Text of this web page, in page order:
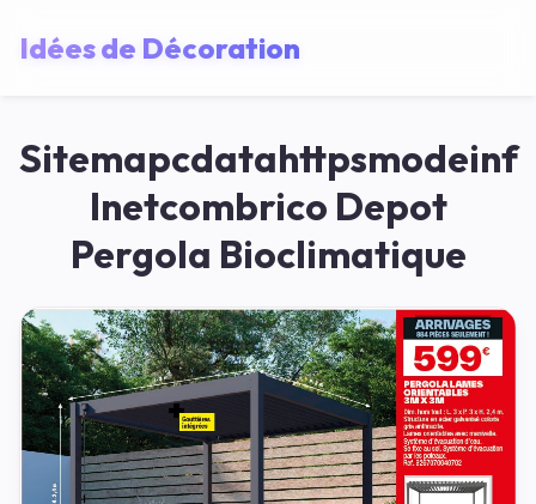
Idées de Décoration
Sitemapcdatahttpsmodeinf
Inetcombrico Depot
Pergola Bioclimatique